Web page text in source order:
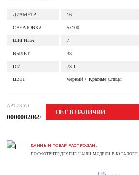
ДИАМЕТР 16
СВЕРЛОВКА 5x100
ШИРИНА 7
ВЫЛЕТ 38
DIA 73.1
ЦВЕТ Чёрный + Красные Спицы
АРТИКУЛ
0000002069
НЕТ В НАЛИЧИИ
ДАННЫЙ ТОВАР РАСПРОДАН.
ПОСМОТРИТЕ ДРУГИЕ НАШИ МОДЕЛИ В КАТАЛОГЕ.